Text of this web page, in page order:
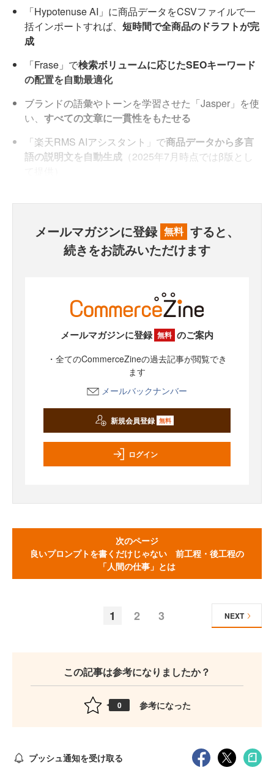
「Hypotenuse AI」に商品データをCSVファイルで一
括インポートすれば、 短時間で全商品のドラフトが完
成
「Frase」で検索ボリュームに応じたSEOキーワード
の配置を自動最適化
ブランドの語彙やトーンを学習させた「Jasper」を使
い、 すべての文章に一貫性をもたせる
「楽天RMS AIアシスタント」で商品データから多言
語の説明文を自動生成 （2025年7月時点ではβ版とし
メールマガジンに登録 無料 すると、
続きをお読みいただけます
メールマガジンに登録 無料 のご案内
・全てのCommerceZineの過去記事が閲覧でき
ます
メールバックナンバー
新規会員登録 無料
ログイン
次のページ
良いプロンプトを書くだけじゃない 前工程・後工程の
「人間の仕事」とは
1 2 3 NEXT
この記事は参考になりましたか？
0 参考になった
プッシュ通知を受け取る